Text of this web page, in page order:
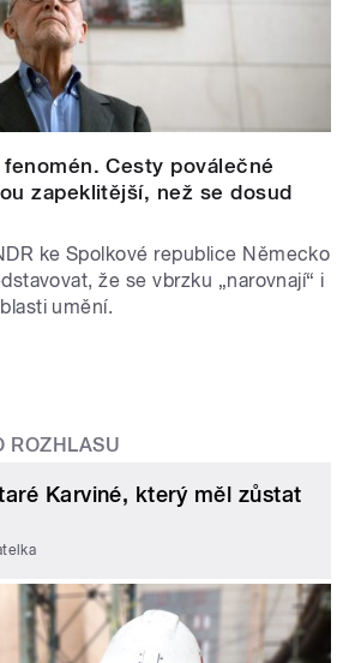
fenomén. Cesty poválečné
zapeklitější, než se dosud
ke Spolkové republice Německo
že se vbrzku „narovnají“ i
umění.
ROZHLASU
Karviné, který měl zůstat